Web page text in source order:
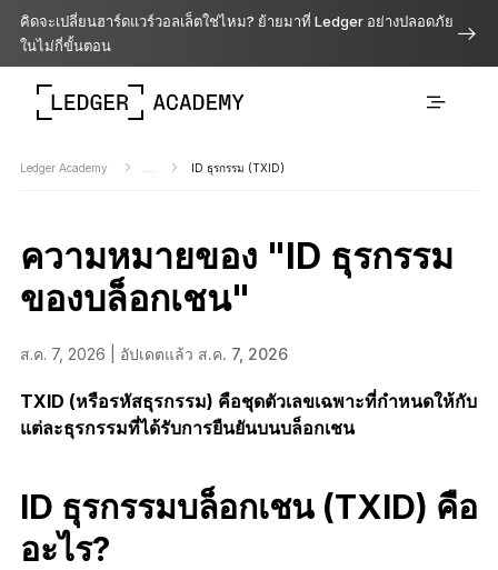
คิดจะเปลี่ยนฮาร์ดแวร์วอลเล็ตใช่ไหม? ย้ายมาที่ Ledger อย่างปลอดภัย
ในไม่กี่ขั้นตอน
Ledger Academy ID ธุรกรรม (TXID)
ความหมายของ "ID ธุรกรรม
ของบล็อกเชน"
ส.ค. 7, 2026 | อัปเดตแล้ว ส.ค. 7, 2026
TXID (หรือรหัสธุรกรรม) คือชุดตัวเลขเฉพาะที่กำหนดให้กับ
แต่ละธุรกรรมที่ได้รับการยืนยันบนบล็อกเชน
ID ธุรกรรมบล็อกเชน (TXID) คือ
อะไร?